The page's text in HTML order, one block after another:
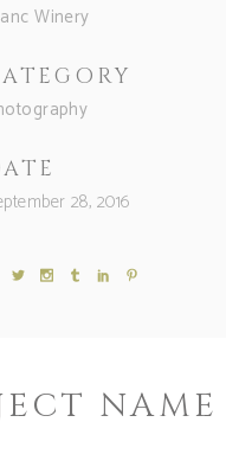
Winery
28, 2016
NAME